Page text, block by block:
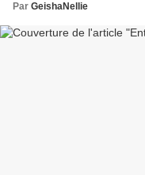
Par GeishaNellie